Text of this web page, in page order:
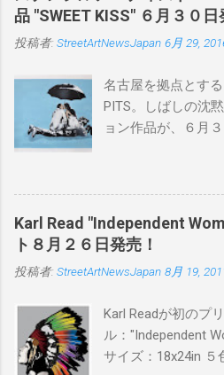
品 "SWEET KISS" ６月３０日
投稿者: StreetArtNewsJapan 6月 29,
名古屋を拠点とす
PITS。しばしの沈
ョン作品が、６月
品に落とし込むス
PITSの過去記事は
日(木)19時 タイト
BLUE/MINT
ン：各色５ サイズ
¥16,000(¥17,280)
Karl Read "Independent
ト８月２６日発売！
投稿者: StreetArtNewsJapan 8月 19,
Karl Readが初のプ
ル："Independent
サイズ：18x24in